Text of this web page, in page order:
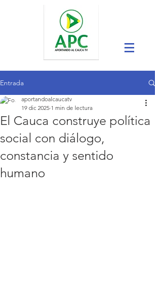
Entrada
El Cauca construye política
social con diálogo,
constancia y sentido
humano
aportandoalcaucatv
19 dic 2025 1 min de lectura